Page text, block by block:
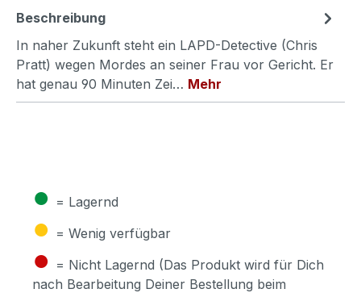
Beschreibung
In naher Zukunft steht ein LAPD-Detective (Chris
Pratt) wegen Mordes an seiner Frau vor Gericht. Er
hat genau 90 Minuten Zei… Mehr
● = Lagernd
● = Wenig verfügbar
● = Nicht Lagernd (Das Produkt wird für Dich
nach Bearbeitung Deiner Bestellung beim